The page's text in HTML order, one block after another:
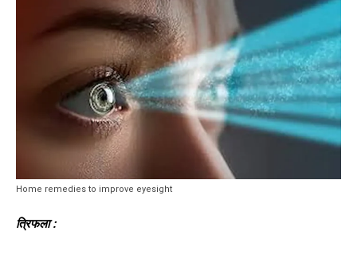
Home remedies to improve eyesight
त्रिफला :